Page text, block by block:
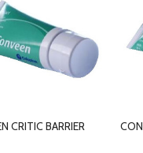
CRITIC BARRIER